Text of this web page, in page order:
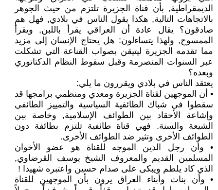
الديمقراطية, بأن قناة الجزيرة تلتزم من حيث الجوهر
بالاتجاهات التالية, هكذا يقول الناس في بلادي, فهل هم
صادقون؟ يقال عادة أن العراقي يقرأ باللبن, ويقرأ
الممسوح, ولهذا يتساءلون: هل يحتاج الإنسان إلى مزيد
مما تقدمه الجزيرة ليتيقن بصواب القناعة التي تشكلت
عبر السنوات المنصرمة وقبل سقوط النظام الدكتاتوري
وبعده؟
يعتقد الناس في بلادي ويقررون ما يلي:
• أن الموجهين لقناة الجزيرة ومعدي ومنظمي برامجها قد
سقطوا في شباك الطائفية السياسية والتمييز الطائفي
وإشاعة الأحقاد بين الطوائف الإسلامية, وخاصة بين
الشيعة والسنة. فهي قناة طائفية تلتزم بطائفة دون
الطوائف الأخرى وتثير ضد الطوائف الأخرى.
• وأن رجل الدين الموجه للقناة هو عضو الأخوان
المسلمين القديم والمعروف الشيخ يوسف القرضاوي,
الذي كاد يلطم ويبكى على صدام حسين واعتبره شهيدا !
• وأن بنات وأبناء العراق يرون بأن الموجهين للقناة